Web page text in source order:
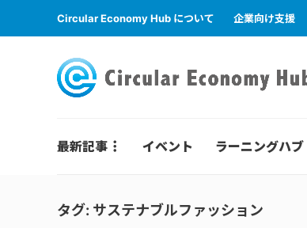
Circular Economy Hub について 企業向け支援
最新記事 イベント ラーニングハブ
タグ: サステナブルファッション